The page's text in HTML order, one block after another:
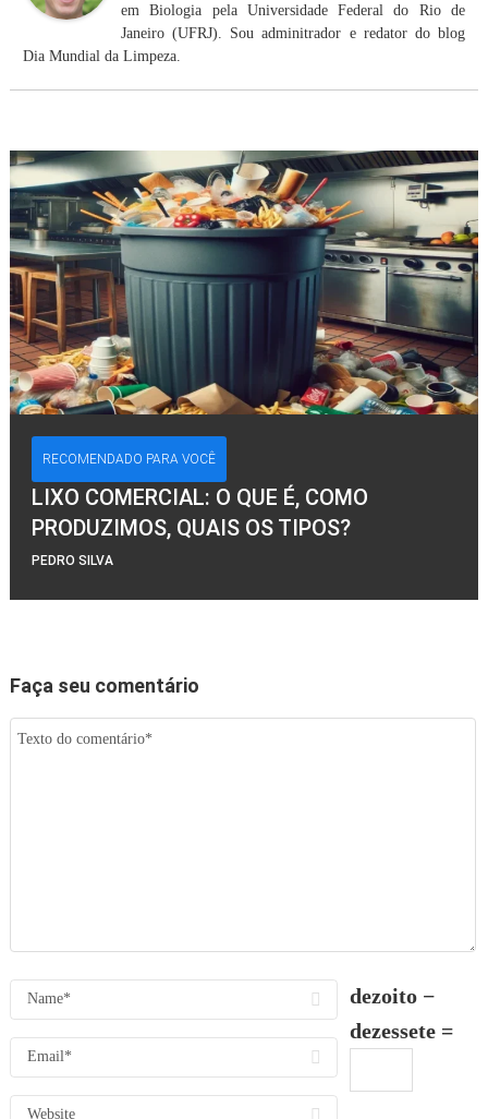
em Biologia pela Universidade Federal do Rio de
Janeiro (UFRJ). Sou adminitrador e redator do blog
Dia Mundial da Limpeza.
RECOMENDADO PARA VOCÊ
LIXO COMERCIAL: O QUE É, COMO
PRODUZIMOS, QUAIS OS TIPOS?
PEDRO SILVA
Faça seu comentário
dezoito −
dezessete =